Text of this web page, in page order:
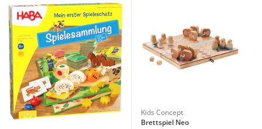
Kids Concept
Brettspiel Neo